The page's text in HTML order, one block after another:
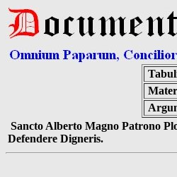
Sancto Alberto Magno Patrono
Defendere Digneris.